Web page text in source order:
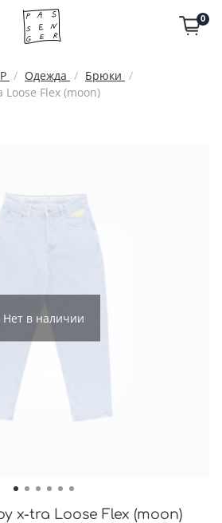
0
Одежда
Брюки
Flex (moon)
Нет в наличии
x-tra Loose Flex (moon)